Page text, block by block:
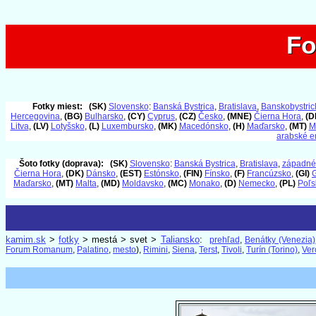
Fotky miest: (SK) Slovensko: Banská Bystrica, Bratislava,
Hercegovina, (BG) Bulharsko, (CY) Cyprus, (CZ) Česko, (MNE) Čierna Hora,
Litva, (LV) Lotyšsko, (L) Luxembursko, (MK) Macedónsko, (H) Maďarsko, (MT)
arabské
Šoto fotky (doprava): (SK) Slovensko: Banská Bystrica, Bratislava,
Čierna Hora, (DK) Dánsko, (EST) Estónsko, (FIN) Fínsko, (F) Francúzsko, (GI)
Maďarsko, (MT) Malta, (MD) Moldavsko, (MC) Monako, (D) Nemecko, (PL)
kamim.sk >fotky > mestá > svet > Taliansko: prehľad , Benátky (Venezia)
Forum Romanum, Palatino, mesto), Rimini, Siena, Terst, Tivoli, Turín (Torino),